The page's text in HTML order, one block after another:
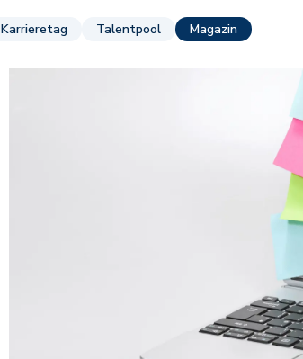
Karrieretag Talentpool Magazin